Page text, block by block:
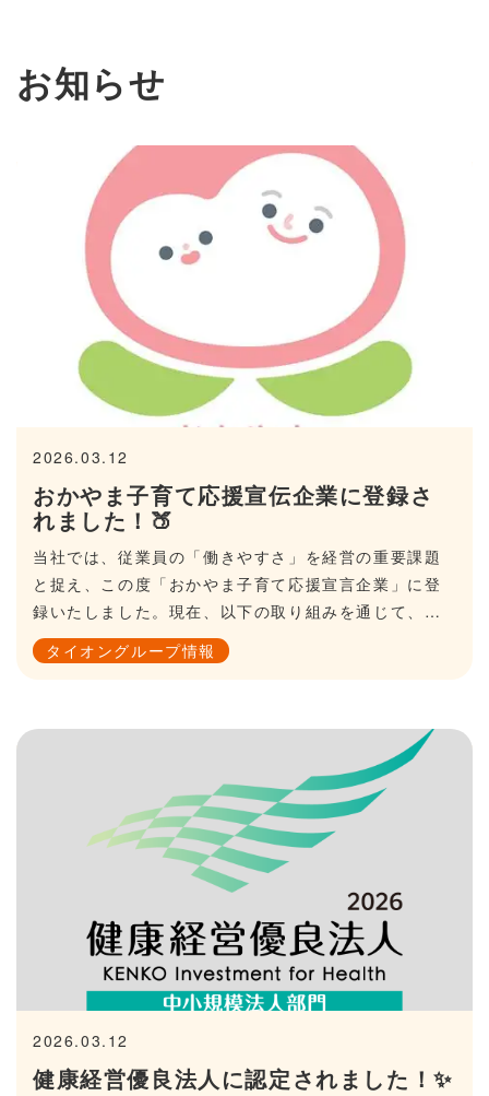
お知らせ
おかやま子育て応援宣伝企業に登録さ
れました！🍑
2026.03.12
当社では、従業員の「働きやすさ」を経営の重要課題
と捉え、この度「おかやま子育て応援宣言企業」に登
録いたしました。現在、以下の取り組みを通じて、子
育てと仕事の両立サポートに取り組んでいます。産
休・育休・有給休暇の高い取得率を目指し、会社全体
場への子どもとの出勤を認め、急なお子さんの体調不
良などにも柔軟に対応します他にも、社内イベントへ
の子連れ参加促進など、様々な取り組みで子育て中で
も働きやすい職場を目指しています。私たちは、ライ
フイベントに左右されず、誰もがキャリアを継続でき
る「長く働ける環境」をこれからも守り続けます。岡
山県のホームページはこちら（外部リンクに飛びま
す）8092-okayama.jp/haremaru-portal/
タイオングループ情報
健康経営優良法人に認定されました！✨
2026.03.12